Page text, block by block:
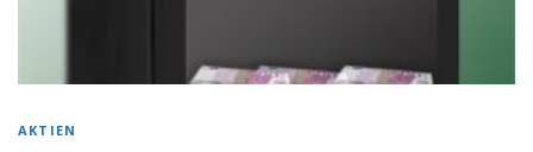
AKTIEN